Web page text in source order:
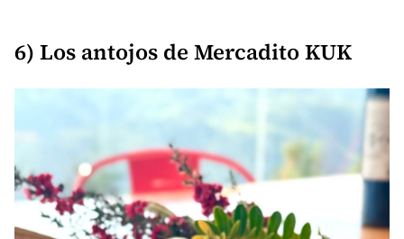
6) Los antojos de Mercadito KUK